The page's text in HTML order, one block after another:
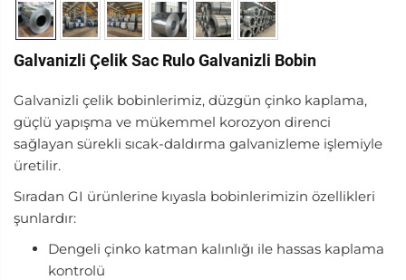
Galvanizli Çelik Sac Rulo Galvanizli Bobin
Galvanizli çelik bobinlerimiz, düzgün çinko kaplama,
güçlü yapışma ve mükemmel korozyon direnci
sağlayan sürekli sıcak-daldırma galvanizleme işlemiyle
üretilir.
Sıradan GI ürünlerine kıyasla bobinlerimizin özellikleri
şunlardır:
Dengeli çinko katman kalınlığı ile hassas kaplama
kontrolü